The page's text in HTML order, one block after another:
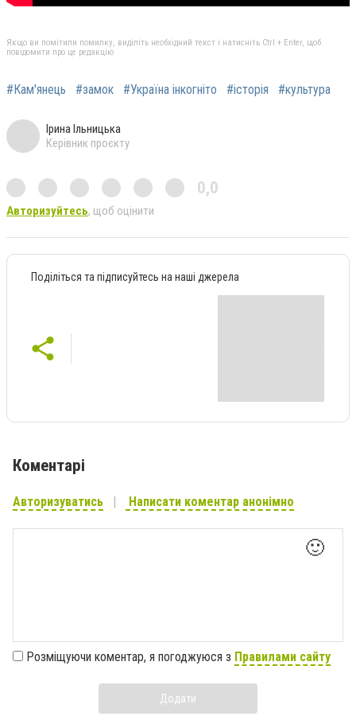
Якщо ви помітили помилку, виділіть необхідний текст і натисніть Ctrl + Enter, щоб
повідомити про це редакцію
#Кам'янець #замок #Україна інкогніто #історія #культура
Ірина Ільницька
Керівник проєкту
0,0
Авторизуйтесь, щоб оцінити
Поділіться та підписуйтесь на наші джерела
Коментарі
Авторизуватись Написати коментар анонімно
🙂
Розміщуючи коментар, я погоджуюся з Правилами сайту
Додати